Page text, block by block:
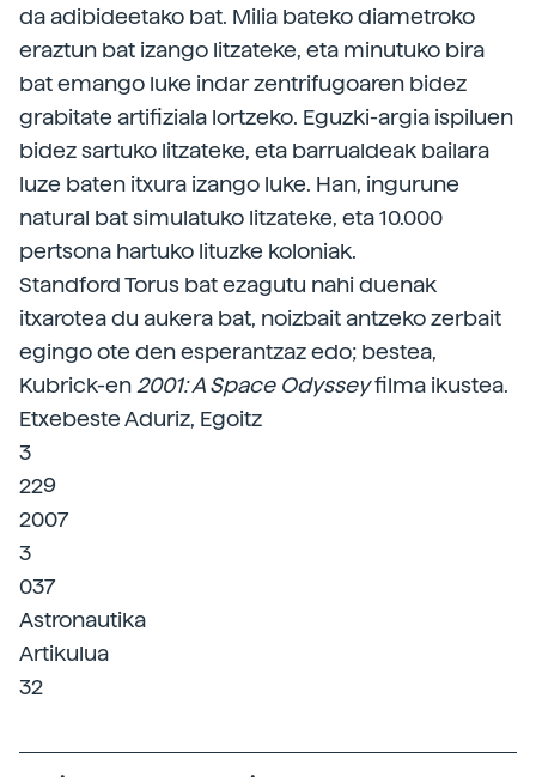
da adibideetako bat. Milia bateko diametroko
eraztun bat izango litzateke, eta minutuko bira
bat emango luke indar zentrifugoaren bidez
grabitate artifiziala lortzeko. Eguzki-argia ispiluen
bidez sartuko litzateke, eta barrualdeak bailara
luze baten itxura izango luke. Han, ingurune
natural bat simulatuko litzateke, eta 10.000
pertsona hartuko lituzke koloniak.
Standford Torus bat ezagutu nahi duenak
itxarotea du aukera bat, noizbait antzeko zerbait
egingo ote den esperantzaz edo; bestea,
Kubrick-en 2001: A Space Odysseyfilma ikustea.
Etxebeste Aduriz, Egoitz
3
229
2007
3
037
Astronautika
Artikulua
32